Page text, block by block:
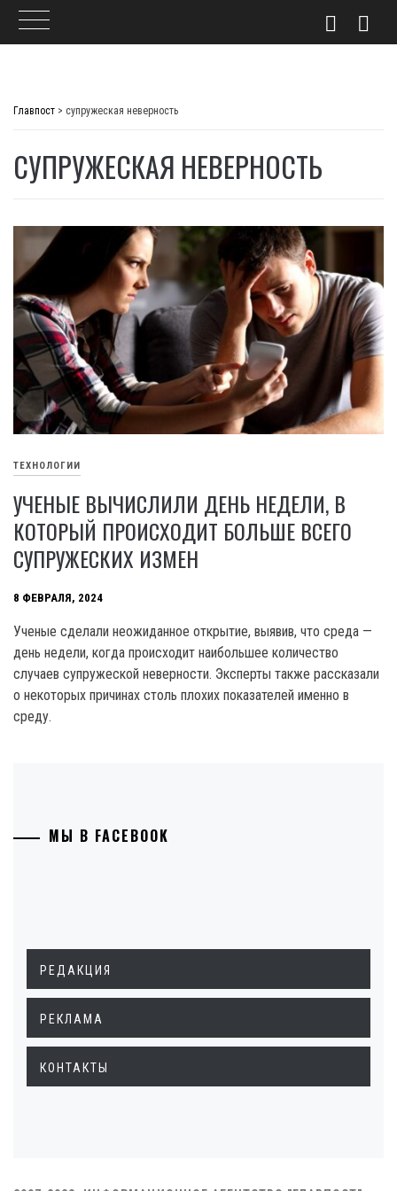
Главпост > супружеская неверность
СУПРУЖЕСКАЯ НЕВЕРНОСТЬ
ТЕХНОЛОГИИ
УЧЕНЫЕ ВЫЧИСЛИЛИ ДЕНЬ НЕДЕЛИ, В
КОТОРЫЙ ПРОИСХОДИТ БОЛЬШЕ ВСЕГО
СУПРУЖЕСКИХ ИЗМЕН
8 ФЕВРАЛЯ, 2024
Ученые сделали неожиданное открытие, выявив, что среда —
день недели, когда происходит наибольшее количество
случаев супружеской неверности. Эксперты также рассказали
о некоторых причинах столь плохих показателей именно в
среду.
МЫ В FACEBOOK
РЕДАКЦИЯ
РЕКЛАМА
КОНТАКТЫ